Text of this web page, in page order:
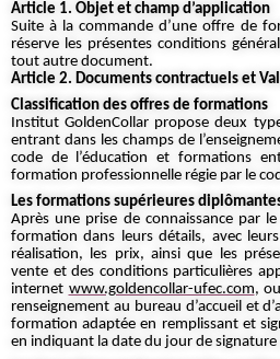
Article 1. Objet et champ d’application
Suite à la commande d’une offre de
réserve les présentes conditions
tout autre document.
Article 2. Documents contractuels et
Classification des offres de formations
Institut GoldenCollar propose deux
entrant dans les champs de
code de l’éducation et formations
formation professionnelle régie par le
Les formations supérieures
Après une prise de connaissance par
formation dans leurs détails, avec
réalisation, les prix, ainsi que les
vente et des conditions particulières
internet www.goldencollar-ufec.com,
renseignement au bureau d’accueil et
formation adaptée en remplissant et
en indiquant la date du jour de signature